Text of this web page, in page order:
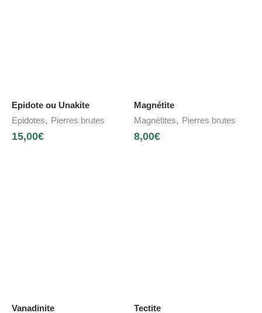
Epidote ou Unakite
Epidotes, Pierres brutes
15,00€
Magnétite
Magnétites, Pierres brutes
8,00€
Vanadinite
Tectite